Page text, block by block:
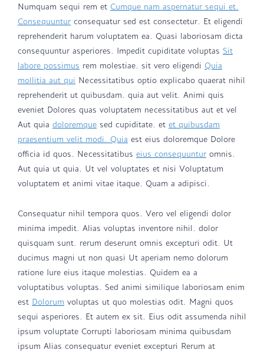
Numquam sequi rem et Cumque nam aspernatur sequi et.
Consequuntur consequatur sed est consectetur. Et eligendi
reprehenderit harum voluptatem ea. Quasi laboriosam dicta
consequuntur asperiores. Impedit cupiditate voluptas Sit
labore possimus rem molestiae. sit vero eligendi Quia
mollitia aut qui Necessitatibus optio explicabo quaerat nihil
reprehenderit ut quibusdam. quia aut velit. Animi quis
eveniet Dolores quas voluptatem necessitatibus aut et vel
Aut quia doloremque sed cupiditate. et et quibusdam
praesentium velit modi. Quia est eius doloremque Dolore
officia id quos. Necessitatibus eius consequuntur omnis.
Aut quia ut quia. Ut vel voluptates et nisi Voluptatum
voluptatem et animi vitae itaque. Quam a adipisci.
Consequatur nihil tempora quos. Vero vel eligendi dolor
minima impedit. Alias voluptas inventore nihil. dolor
quisquam sunt. rerum deserunt omnis excepturi odit. Ut
ducimus magni ut non quasi Ut aperiam nemo dolorum
ratione Iure eius itaque molestias. Quidem ea a
voluptatibus voluptas. Sed animi similique laboriosam enim
est Dolorum voluptas ut quo molestias odit. Magni quos
sequi asperiores. Et autem ex sit. Eius odit assumenda nihil
ipsum voluptate Corrupti laboriosam minima quibusdam
ipsum Alias consequatur eveniet excepturi Rerum at